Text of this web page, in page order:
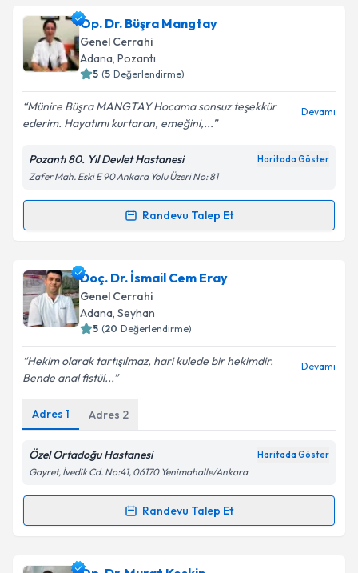
takvim hazırlandığında e-posta ile bilgilendireceğiz.
E-posta Adresiniz
Kişisel verilerimin işlenmesine ilişkin
kapsamda işlenmesini kabul ediyorum.
Takvim Talebini Gönder
Op. Dr. Büşra Mangtay
Genel Cerrahi
Adana, Pozantı
5 (5 Değerlendirme)
Münire Büşra MANGTAY Hocama sonsuz teşekkür
ederim. Hayatımı kurtaran, emeğini,...
Devamı
Pozantı 80. Yıl Devlet Hastanesi Haritada Göster
Zafer Mah. Eski E 90 Ankara Yolu Üzeri No: 81
Randevu Talep Et
Randevu Takvimi Talebi
Op. Dr. Büşra Mangtayiçin randevu takvimi talebi
oluşturun. Size bu uzmandan randevu almanız için bir
takvim hazırlandığında e-posta ile bilgilendireceğiz.
Kişisel verilerimin işlenmesine ilişkin
Metni'ni okudum ve kişisel verilerimin belirtilen
kapsamda işlenmesini kabul ediyorum.
Takvim Talebini Gönder
Doç. Dr. İsmail Cem Eray
Genel Cerrahi
Adana, Seyhan
5 (20 Değerlendirme)
Hekim olarak tartışılmaz, hari kulede bir hekimdir.
Bende anal fistül...
Devamı
Adres 1 Adres 2
Özel Ortadoğu Hastanesi Haritada Göster
Gayret, İvedik Cd. No:41, 06170 Yenimahalle/Ankara
Randevu Talep Et
Randevu Takvimi Talebi